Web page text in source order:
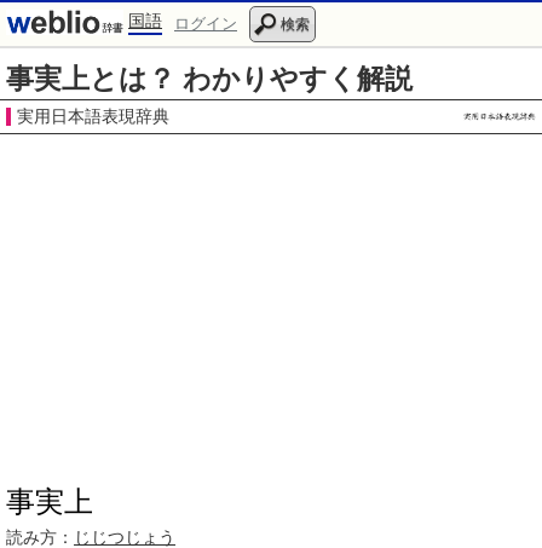
国語 ログイン 検索
事実上とは？ わかりやすく解説
実用日本語表現辞典
事実上
読み方： じじつじょう